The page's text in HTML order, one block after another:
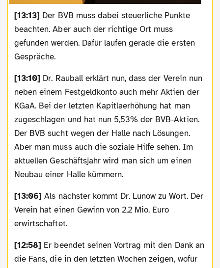
[13:13] Der BVB muss dabei steuerliche Punkte
beachten. Aber auch der richtige Ort muss
gefunden werden. Dafür laufen gerade die ersten
Gespräche.
[13:10] Dr. Rauball erklärt nun, dass der Verein nun
neben einem Festgeldkonto auch mehr Aktien der
KGaA. Bei der letzten Kapitlaerhöhung hat man
zugeschlagen und hat nun 5,53% der BVB-Aktien.
Der BVB sucht wegen der Halle nach Lösungen.
Aber man muss auch die soziale Hilfe sehen. Im
aktuellen Geschäftsjahr wird man sich um einen
Neubau einer Halle kümmern.
[13:06] Als nächster kommt Dr. Lunow zu Wort. Der
Verein hat einen Gewinn von 2,2 Mio. Euro
erwirtschaftet.
[12:58] Er beendet seinen Vortrag mit den Dank an
die Fans, die in den letzten Wochen zeigen, wofür